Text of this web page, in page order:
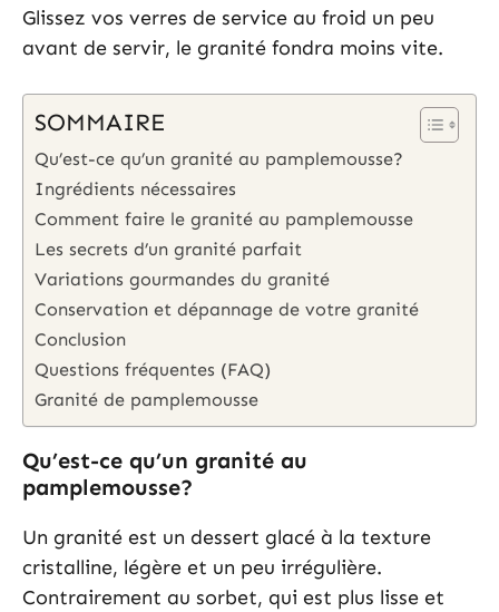
Glissez vos verres de service au froid un peu
avant de servir, le granité fondra moins vite.
SOMMAIRE
Qu’est-ce qu’un granité au pamplemousse?
Ingrédients nécessaires
Comment faire le granité au pamplemousse
Les secrets d’un granité parfait
Variations gourmandes du granité
Conservation et dépannage de votre granité
Conclusion
Questions fréquentes (FAQ)
Granité de pamplemousse
Qu’est-ce qu’un granité au
pamplemousse?
Un granité est un dessert glacé à la texture
cristalline, légère et un peu irrégulière.
Contrairement au sorbet, qui est plus lisse et